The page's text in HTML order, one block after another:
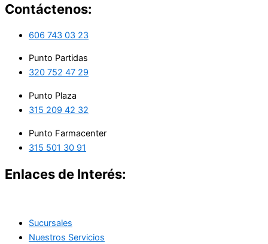
Contáctenos:
606 743 03 23
Punto Partidas
320 752 47 29
Punto Plaza
315 209 42 32
Punto Farmacenter
315 501 30 91
Enlaces de Interés:
Sucursales
Nuestros Servicios